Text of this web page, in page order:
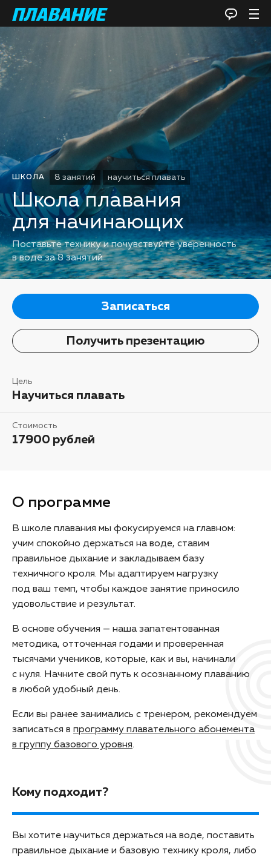
ШКОЛА 8 занятий научиться плавать
Школа плавания
для начинающих
Поставьте технику и почувствуйте уверенность
в воде за 8 занятий
Записаться
Получить презентацию
Цель
Научиться плавать
Стоимость
17900 рублей
О программе
В школе плавания мы фокусируемся на главном:
учим спокойно держаться на воде, ставим
правильное дыхание и закладываем базу
техничного кроля. Мы адаптируем нагрузку
под ваш темп, чтобы каждое занятие приносило
удовольствие и результат.
В основе обучения — наша запатентованная
методика, отточенная годами и проверенная
тысячами учеников, которые, как и вы, начинали
с нуля. Начните свой путь к осознанному плаванию
в любой удобный день.
Если вы ранее занимались с тренером, рекомендуем
записаться в программу плавательного абонемента
в группу базового уровня.
Кому подходит?
Вы хотите научиться держаться на воде, поставить
правильное дыхание и базовую технику кроля, либо